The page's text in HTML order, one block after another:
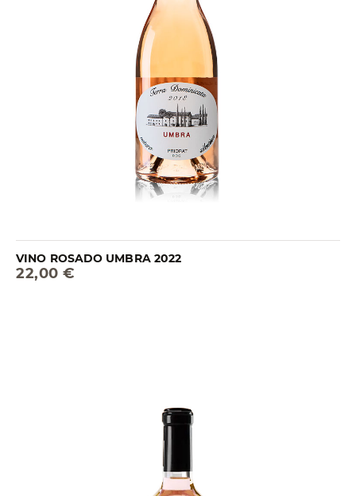
VINO ROSADO UMBRA 2022
22,00 €